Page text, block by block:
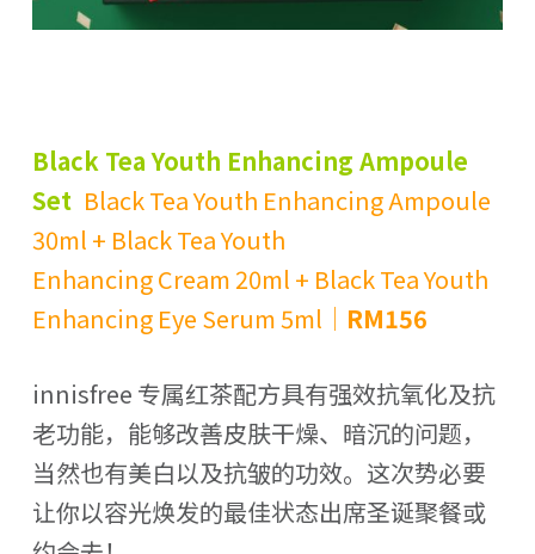
Black Tea Youth Enhancing Ampoule
Set Black Tea Youth Enhancing Ampoule
30ml + Black Tea Youth
Enhancing Cream 20ml + Black Tea Youth
Enhancing Eye Serum 5ml｜ RM156
innisfree 专属红茶配方具有强效抗氧化及抗
老功能，能够改善皮肤干燥、暗沉的问题，
当然也有美白以及抗皱的功效。这次势必要
让你以容光焕发的最佳状态出席圣诞聚餐或